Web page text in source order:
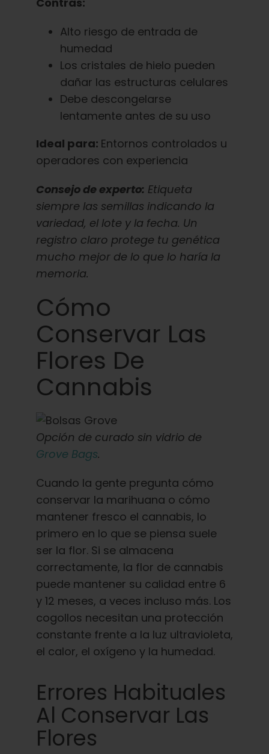
Alto riesgo de entrada de
humedad
Los cristales de hielo pueden
dañar las estructuras celulares
Debe descongelarse
lentamente antes de su uso
Ideal para: Entornos controlados u
operadores con experiencia
Consejo de experto: Etiqueta
siempre las semillas indicando la
variedad, el lote y la fecha. Un
registro claro protege tu genética
mucho mejor de lo que lo haría la
memoria.
Cómo
Conservar Las
Flores De
Cannabis
Opción de curado sin vidrio de
Grove Bags.
Cuando la gente pregunta cómo
conservar la marihuana o cómo
mantener fresco el cannabis, lo
primero en lo que se piensa suele
ser la flor. Si se almacena
correctamente, la flor de cannabis
puede mantener su calidad entre 6
y 12 meses, a veces incluso más. Los
cogollos necesitan una protección
constante frente a la luz ultravioleta,
el calor, el oxígeno y la humedad.
Errores Habituales
Al Conservar Las
Flores